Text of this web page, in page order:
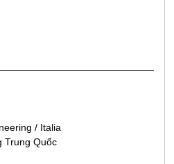
/ Italia
Trung Quốc